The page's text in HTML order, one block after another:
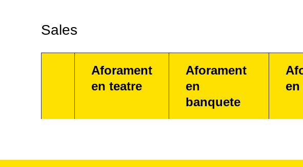
Sales
Aforament
en teatre
Aforament
en
banquete